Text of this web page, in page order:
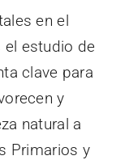
en el
el estudio de
clave para
y
natural a
Primarios y